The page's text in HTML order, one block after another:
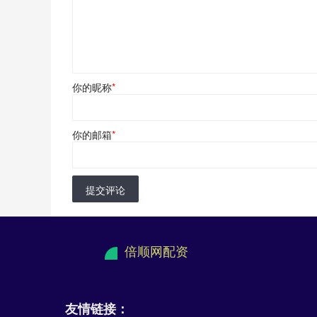
你的昵称*
你的邮箱*
提交评论
倍顺网配资
友情链接：